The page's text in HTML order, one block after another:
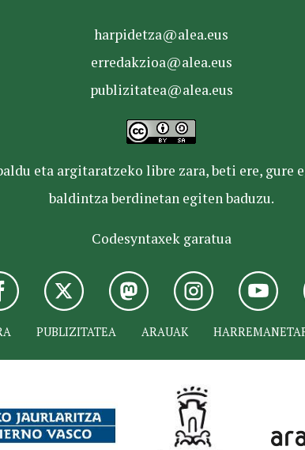
harpidetza@alea.eus
erredakzioa@alea.eus
publizitatea@alea.eus
eta argitaratzeko libre zara, beti ere,
baldintza berdinetan egiten baduzu.
Codesyntaxek garatua
PUBLIZITATEA ARAUAK